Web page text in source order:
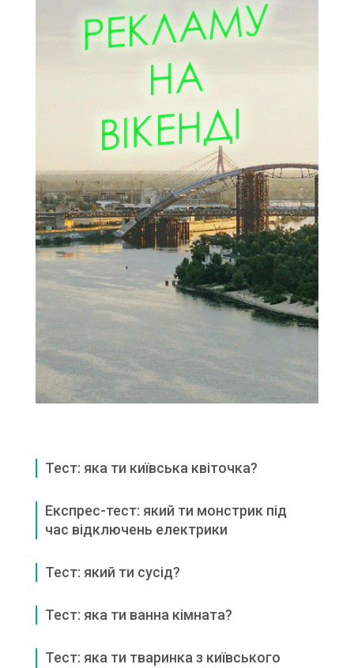
Тест: яка ти київська квіточка?
Експрес-тест: який ти монстрик під
час відключень електрики
Тест: який ти сусід?
Тест: яка ти ванна кімната?
Тест: яка ти тваринка з київського